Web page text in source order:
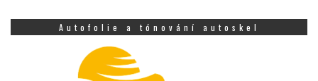
Autofolie a tónování autoskel